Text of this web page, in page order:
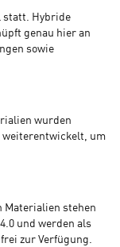
statt. Hybride
genau hier an
sowie
wurden
um
Materialien stehen
und werden als
zur Verfügung.